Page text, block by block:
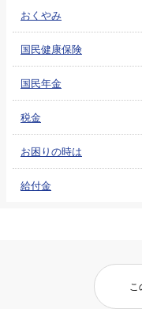
おくやみ
国民健康保険
国民年金
税金
お困りの時は
給付金
こ